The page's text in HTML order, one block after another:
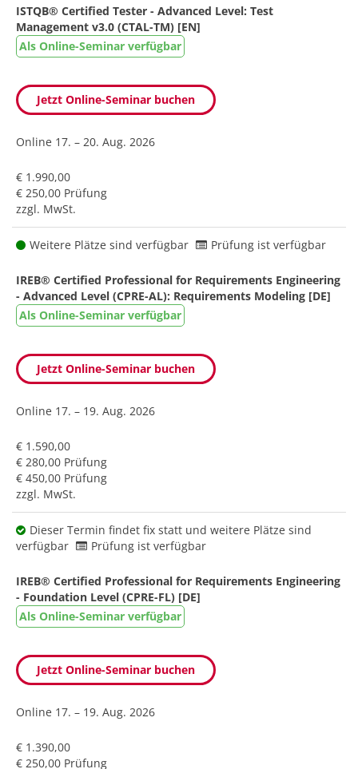
ISTQB® Certified Tester - Advanced Level: Test
Management v3.0 (CTAL-TM) [EN]
Als Online-Seminar verfügbar
Jetzt Online-Seminar buchen
Online 17. – 20. Aug. 2026
€ 1.990,00
€ 250,00 Prüfung
zzgl. MwSt.
Weitere Plätze sind verfügbar Prüfung ist verfügbar
IREB® Certified Professional for Requirements Engineering
- Advanced Level (CPRE-AL): Requirements Modeling [DE]
Als Online-Seminar verfügbar
Jetzt Online-Seminar buchen
Online 17. – 19. Aug. 2026
€ 1.590,00
€ 280,00 Prüfung
€ 450,00 Prüfung
zzgl. MwSt.
Dieser Termin findet fix statt und weitere Plätze sind
verfügbar
Prüfung ist verfügbar
IREB® Certified Professional for Requirements Engineering
- Foundation Level (CPRE-FL) [DE]
Als Online-Seminar verfügbar
Jetzt Online-Seminar buchen
Online 17. – 19. Aug. 2026
€ 1.390,00
€ 250,00 Prüfung